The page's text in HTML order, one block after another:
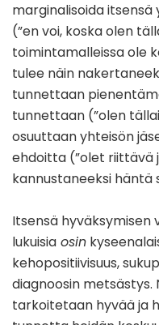
marginalisoida
(”en voi, koska olen
toimintamalleissa ole
tulee näin
tunnettaan
tunnettaan (”olen
osuuttaan yhteisön
ehdoitta (”olet riittävä
kannustaneeksi häntä
Itsensä hyväksymisen
lukuisia osin
kehopositiivisuus,
diagnoosin
tarkoitetaan hyvää ja